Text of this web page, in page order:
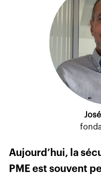
Aujourd’hui, la
PME est souvent